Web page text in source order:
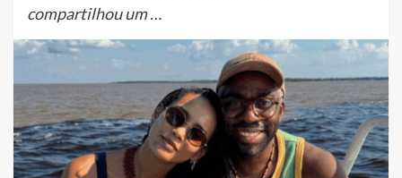
compartilhou um …